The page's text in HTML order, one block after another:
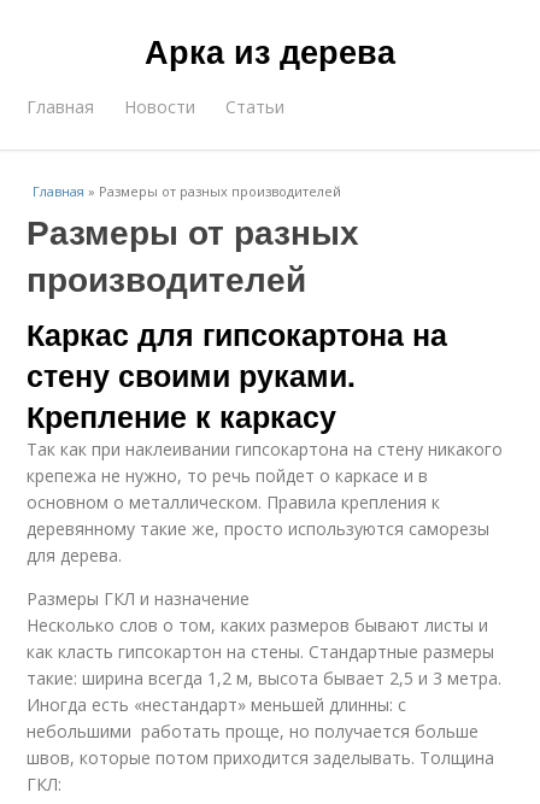
Арка из дерева
Главная Новости Статьи
Главная » Размеры от разных производителей
Размеры от разных
производителей
Каркас для гипсокартона на
стену своими руками.
Крепление к каркасу
Так как при наклеивании гипсокартона на стену никакого
крепежа не нужно, то речь пойдет о каркасе и в
основном о металлическом. Правила крепления к
деревянному такие же, просто используются саморезы
для дерева.
Размеры ГКЛ и назначение
Несколько слов о том, каких размеров бывают листы и
как класть гипсокартон на стены. Стандартные размеры
такие: ширина всегда 1,2 м, высота бывает 2,5 и 3 метра.
Иногда есть «нестандарт» меньшей длинны: с
небольшими работать проще, но получается больше
швов, которые потом приходится заделывать. Толщина
ГКЛ: